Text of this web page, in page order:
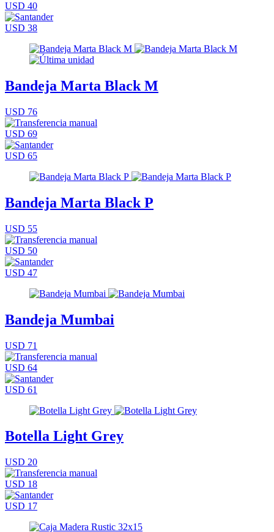
USD 40
USD 38
Bandeja Marta Black M
USD 76
USD 69
USD 65
Bandeja Marta Black P
USD 55
USD 50
USD 47
Bandeja Mumbai
USD 71
USD 64
USD 61
Botella Light Grey
USD 20
USD 18
USD 17